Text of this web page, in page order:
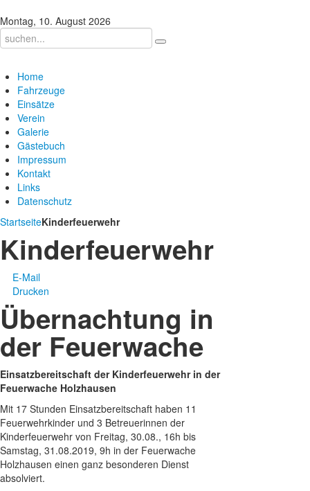
Montag, 10. August 2026
Home
Fahrzeuge
Einsätze
Verein
Galerie
Gästebuch
Impressum
Kontakt
Links
Datenschutz
StartseiteKinderfeuerwehr
Kinderfeuerwehr
E-Mail
Drucken
Übernachtung in
der Feuerwache
Einsatzbereitschaft der Kinderfeuerwehr in der
Feuerwache Holzhausen
Mit 17 Stunden Einsatzbereitschaft haben 11
Feuerwehrkinder und 3 Betreuerinnen der
Kinderfeuerwehr von Freitag, 30.08., 16h bis
Samstag, 31.08.2019, 9h in der Feuerwache
Holzhausen einen ganz besonderen Dienst
absolviert.